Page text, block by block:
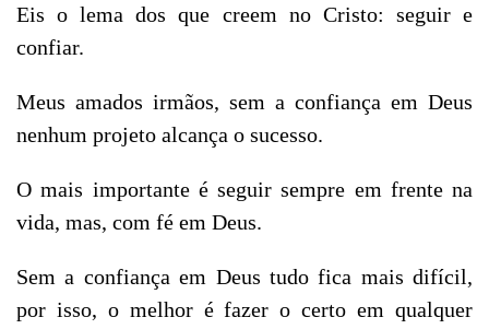
Eis o lema dos que creem no Cristo: seguir e
confiar.
Meus amados irmãos, sem a confiança em Deus
nenhum projeto alcança o sucesso.
O mais importante é seguir sempre em frente na
vida, mas, com fé em Deus.
Sem a confiança em Deus tudo fica mais difícil,
por isso, o melhor é fazer o certo em qualquer